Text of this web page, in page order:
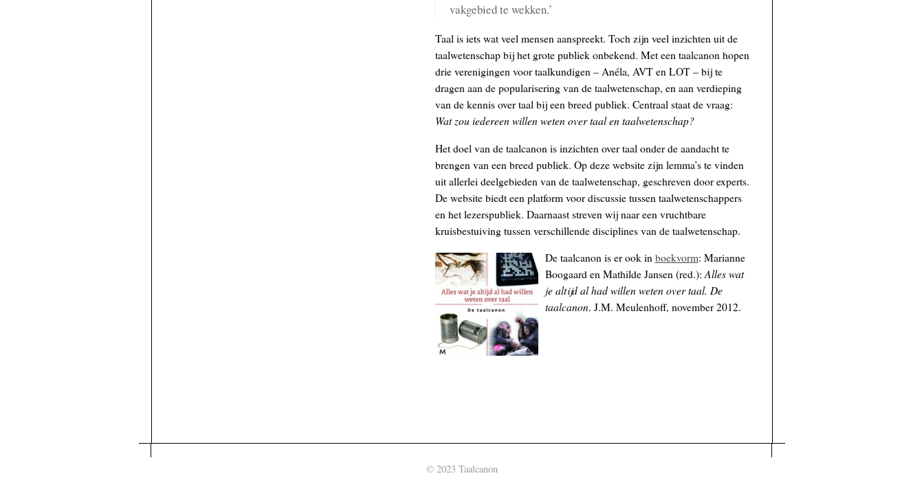
vakgebied te wekken.’
Taal is iets wat veel mensen aanspreekt. Toch zijn veel inzichten uit de
taalwetenschap bij het grote publiek onbekend. Met een taalcanon hopen
drie verenigingen voor taalkundigen – Anéla, AVT en LOT – bij te
dragen aan de popularisering van de taalwetenschap, en aan verdieping
van de kennis over taal bij een breed publiek. Centraal staat de vraag:
Wat zou iedereen willen weten over taal en taalwetenschap?
Het doel van de taalcanon is inzichten over taal onder de aandacht te
brengen van een breed publiek. Op deze website zijn lemma’s te vinden
uit allerlei deelgebieden van de taalwetenschap, geschreven door experts.
De website biedt een platform voor discussie tussen taalwetenschappers
en het lezerspubliek. Daarnaast streven wij naar een vruchtbare
kruisbestuiving tussen verschillende disciplines van de taalwetenschap.
De taalcanon is er ook in boekvorm: Marianne
Boogaard en Mathilde Jansen (red.):Alles wat
je altijd al had willen weten over taal. De
taalcanon. J.M. Meulenhoff, november 2012.
© 2023 Taalcanon